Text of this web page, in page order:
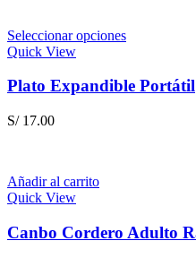
Seleccionar opciones
Quick View
Plato Expandible Portátil
S/17.00
Añadir al carrito
Quick View
Canbo Cordero Adulto